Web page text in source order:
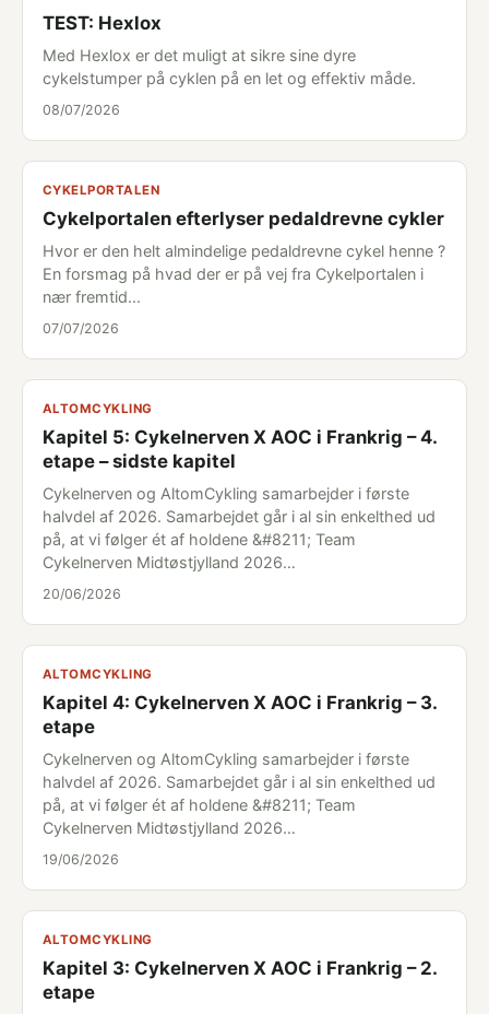
TEST: Hexlox
Med Hexlox er det muligt at sikre sine dyre
cykelstumper på cyklen på en let og effektiv måde.
08/07/2026
CYKELPORTALEN
Cykelportalen efterlyser pedaldrevne cykler
Hvor er den helt almindelige pedaldrevne cykel henne ?
En forsmag på hvad der er på vej fra Cykelportalen i
nær fremtid...
07/07/2026
ALTOMCYKLING
Kapitel 5: Cykelnerven X AOC i Frankrig – 4.
etape – sidste kapitel
Cykelnerven og AltomCykling samarbejder i første
halvdel af 2026. Samarbejdet går i al sin enkelthed ud
på, at vi følger ét af holdene &#8211; Team
Cykelnerven Midtøstjylland 2026…
20/06/2026
ALTOMCYKLING
Kapitel 4: Cykelnerven X AOC i Frankrig – 3.
etape
Cykelnerven og AltomCykling samarbejder i første
halvdel af 2026. Samarbejdet går i al sin enkelthed ud
på, at vi følger ét af holdene &#8211; Team
Cykelnerven Midtøstjylland 2026…
19/06/2026
ALTOMCYKLING
Kapitel 3: Cykelnerven X AOC i Frankrig – 2.
etape